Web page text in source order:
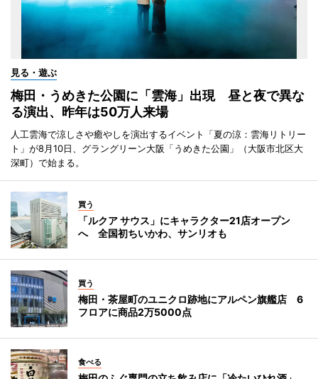
見る・遊ぶ
梅田・うめきた公園に「雲海」出現 昼と夜で異な
る演出、昨年は50万人来場
人工雲海で涼しさや癒やしを演出するイベント「夏の涼：雲海リトリー
ト」が8月10日、グラングリーン大阪「うめきた公園」（大阪市北区大
深町）で始まる。
買う
「ルクア サウス」にキャラクター21店オープン
へ 全国初ちいかわ、サンリオも
買う
梅田・茶屋町のユニクロ跡地にアルペン旗艦店 6
フロアに商品2万5000点
食べる